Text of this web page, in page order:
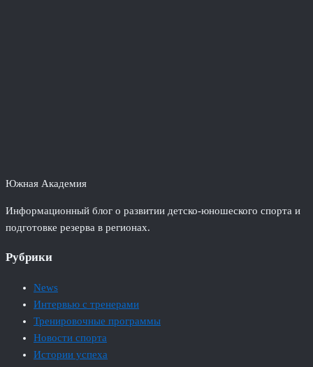
Южная Академия
Информационный блог о развитии детско-юношеского спорта и
подготовке резерва в регионах.
Рубрики
News
Интервью с тренерами
Тренировочные программы
Новости спорта
Истории успеха